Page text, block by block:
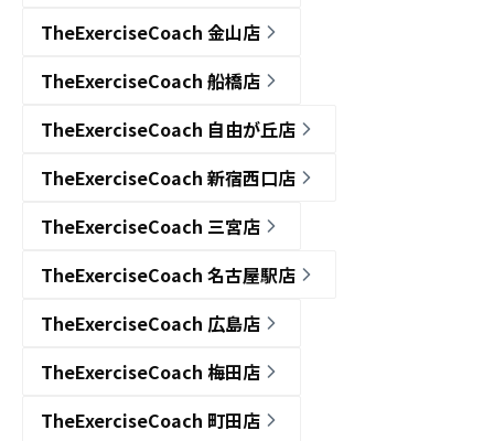
TheExerciseCoach 金山店
TheExerciseCoach 船橋店
TheExerciseCoach 自由が丘店
TheExerciseCoach 新宿西口店
TheExerciseCoach 三宮店
TheExerciseCoach 名古屋駅店
TheExerciseCoach 広島店
TheExerciseCoach 梅田店
TheExerciseCoach 町田店